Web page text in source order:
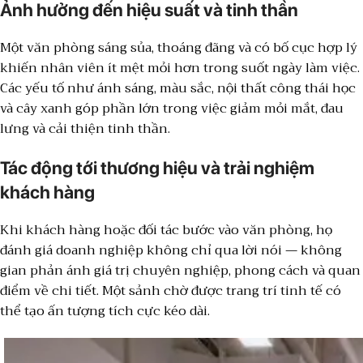
Ảnh hưởng đến hiệu suất và tinh thần
Một văn phòng sáng sủa, thoáng đãng và có bố cục hợp lý
khiến nhân viên ít mệt mỏi hơn trong suốt ngày làm việc.
Các yếu tố như ánh sáng, màu sắc, nội thất công thái học
và cây xanh góp phần lớn trong việc giảm mỏi mắt, đau
lưng và cải thiện tinh thần.
Tác động tới thương hiệu và trải nghiệm
khách hàng
Khi khách hàng hoặc đối tác bước vào văn phòng, họ
đánh giá doanh nghiệp không chỉ qua lời nói — không
gian phản ánh giá trị chuyên nghiệp, phong cách và quan
điểm về chi tiết. Một sảnh chờ được trang trí tinh tế có
thể tạo ấn tượng tích cực kéo dài.